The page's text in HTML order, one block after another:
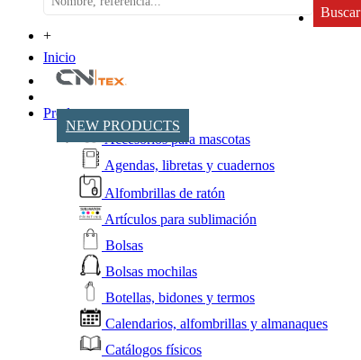
Buscar
+
Inicio
NEW PRODUCTS
Productos
Accesorios para mascotas
Agendas, libretas y cuadernos
Alfombrillas de ratón
Artículos para sublimación
Bolsas
Bolsas mochilas
Botellas, bidones y termos
Calendarios, alfombrillas y almanaques
Catálogos físicos